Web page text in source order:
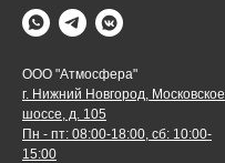
ООО "Атмосфера"
г. Нижний Новгород, Московское
шоссе, д. 105
Пн - пт: 08:00-18:00, сб: 10:00-
15:00